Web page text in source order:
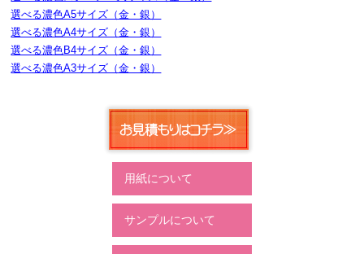
選べる濃色A5サイズ（金・銀）
選べる濃色A4サイズ（金・銀）
選べる濃色B4サイズ（金・銀）
選べる濃色A3サイズ（金・銀）
用紙について
サンプルについて